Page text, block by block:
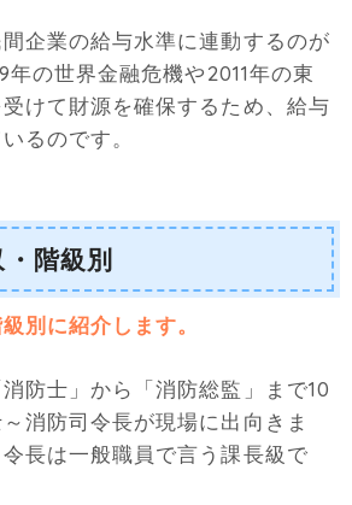
企業の給与水準に連動するのが
の世界金融危機や2011年の東
けて財源を確保するため、給与
るのです。
階級別
別に紹介します。
防士」から「消防総監」まで10
消防司令長が現場に出向きま
長は一般職員で言う課長級で